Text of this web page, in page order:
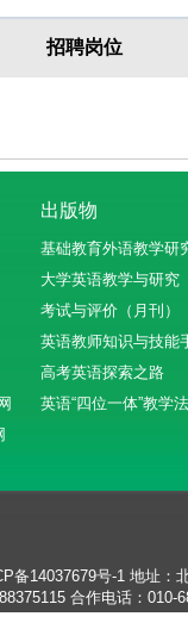
招聘岗位
出版物
基础教育外语教学研
大学英语教学与研究
考试与评价（月刊）
英语教师知识与技能
高考英语探索之路
英语“四位一体”教学
备14037679号-1 地址：
合作电话：010-